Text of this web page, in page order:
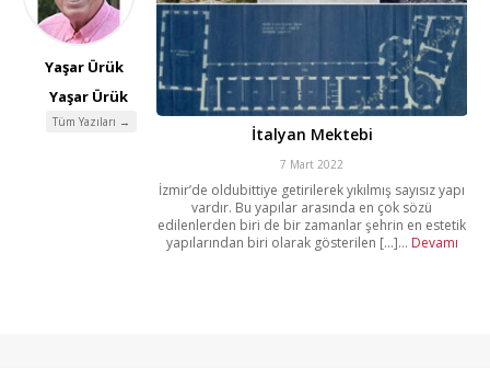
Yaşar Ürük
Yaşar Ürük
Tüm Yazıları →
İtalyan Mektebi
7 Mart 2022
İzmir’de oldubittiye getirilerek yıkılmış sayısız yapı
vardır. Bu yapılar arasında en çok sözü
edilenlerden biri de bir zamanlar şehrin en estetik
yapılarından biri olarak gösterilen [...]... Devamı